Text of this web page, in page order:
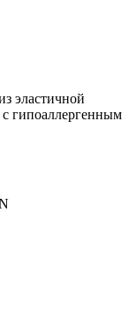
эластичной
гипоаллергенным